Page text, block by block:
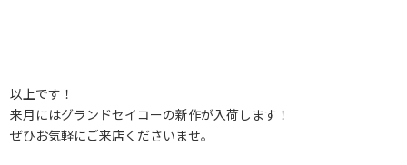
以上です！
来月にはグランドセイコーの新作が入荷します！
ぜひお気軽にご来店くださいませ。